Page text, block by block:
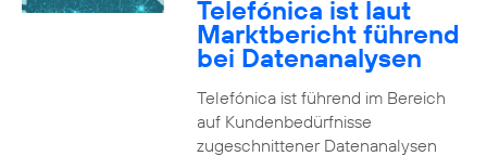
Telefónica ist laut
Marktbericht führend
bei Datenanalysen
Telefónica ist führend im Bereich
auf Kundenbedürfnisse
zugeschnittener Datenanalysen